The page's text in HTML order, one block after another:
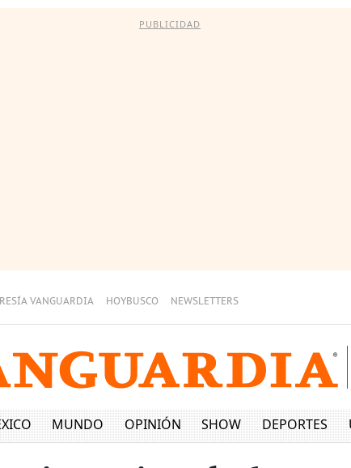
PUBLICIDAD
VANGUARDIA HOYBUSCO NEWSLETTERS
MUNDO OPINIÓN SHOW DEPORTES